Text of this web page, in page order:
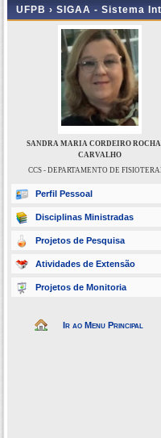
UFPB › SIGAA - Sistema
SANDRA MARIA CORDEIRO
CARVALHO
CCS - DEPARTAMENTO DE
Perfil Pessoal
Disciplinas Ministradas
Projetos de Pesquisa
Atividades de Extensão
Projetos de Monitoria
Ir ao Menu Principal